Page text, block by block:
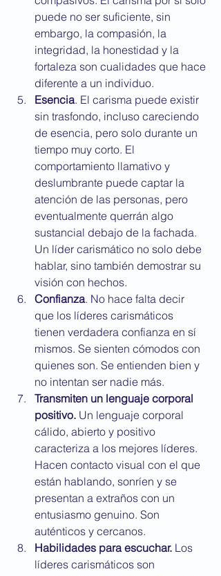
puede no ser suficiente, sin
embargo, la compasión, la
integridad, la honestidad y la
fortaleza son cualidades que hace
diferente a un individuo.
Esencia. El carisma puede existir
sin trasfondo, incluso careciendo
de esencia, pero solo durante un
tiempo muy corto. El
comportamiento llamativo y
deslumbrante puede captar la
atención de las personas, pero
eventualmente querrán algo
sustancial debajo de la fachada.
Un líder carismático no solo debe
hablar, sino también demostrar su
visión con hechos.
Confianza. No hace falta decir
que los líderes carismáticos
tienen verdadera confianza en sí
mismos. Se sienten cómodos con
quienes son. Se entienden bien y
no intentan ser nadie más.
Transmiten un lenguaje corporal
positivo. Un lenguaje corporal
cálido, abierto y positivo
caracteriza a los mejores líderes.
Hacen contacto visual con el que
están hablando, sonríen y se
presentan a extraños con un
entusiasmo genuino. Son
auténticos y cercanos.
Habilidades para escuchar. Los
líderes carismáticos son